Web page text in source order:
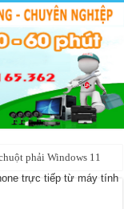
phải Windows 11